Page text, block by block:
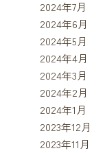
2024年7月
2024年6月
2024年5月
2024年4月
2024年3月
2024年2月
2024年1月
2023年12月
2023年11月